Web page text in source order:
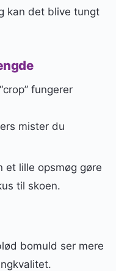
kan det blive tungt
fungerer
mister du
et lille opsmøg gøre
til skoen.
bomuld ser mere